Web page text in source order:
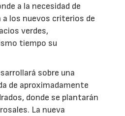
a la necesidad de
los nuevos criterios de
verdes,
tiempo su
sobre una
de aproximadamente
donde se plantarán
La nueva